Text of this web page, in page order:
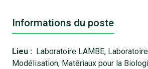
Informations du poste
Lieu : Laboratoire LAMBE,
Modélisation, Matériaux pour la